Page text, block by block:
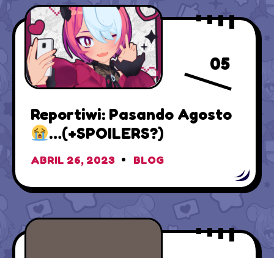
05
Reportiwi: Pasando Agosto
…(+SPOILERS?)
ABRIL 26, 2023 BLOG